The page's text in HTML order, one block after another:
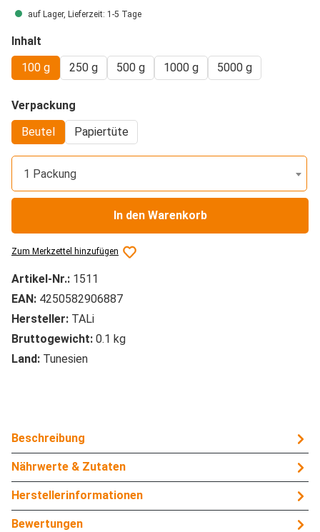
auf Lager, Lieferzeit: 1-5 Tage
Inhalt
100 g
250 g 500 g 1000 g 5000 g
Verpackung
Beutel
Papiertüte
1 Packung
In den Warenkorb
Zum Merkzettel hinzufügen
Artikel-Nr.: 1511
EAN: 4250582906887
Hersteller: TALi
Bruttogewicht: 0.1 kg
Land: Tunesien
Beschreibung
Nährwerte & Zutaten
Herstellerinformationen
Bewertungen